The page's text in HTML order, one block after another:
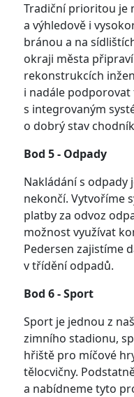
Tradiční prioritou je
a výhledově i
bránou a na
okraji města
rekonstrukcích
i nadále
s integrovaným
o dobrý stav
Bod 5 - Odpady
Nakládání s
nekončí. Vytvoříme
platby za odvoz
možnost využívat
Pedersen zajistíme
v třídění odpadů.
Bod 6 - Sport
Sport je jednou z
zimního stadionu,
hřiště pro míčové
tělocvičny.
a nabídneme tyto